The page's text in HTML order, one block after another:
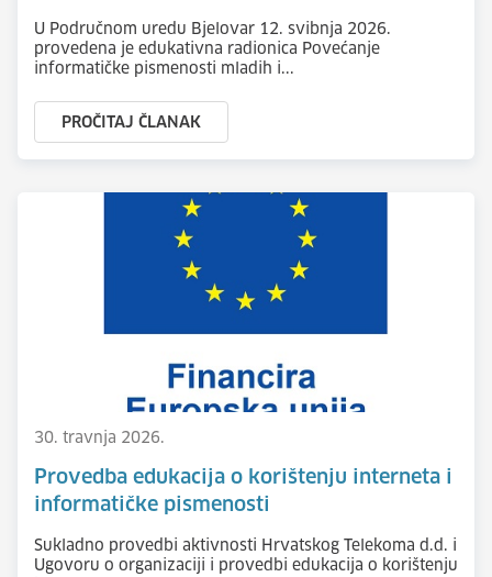
U Područnom uredu Bjelovar 12. svibnja 2026.
provedena je edukativna radionica Povećanje
informatičke pismenosti mladih i...
PROČITAJ ČLANAK
30. travnja 2026.
Provedba edukacija o korištenju interneta i
informatičke pismenosti
Sukladno provedbi aktivnosti Hrvatskog Telekoma d.d. i
Ugovoru o organizaciji i provedbi edukacija o korištenju